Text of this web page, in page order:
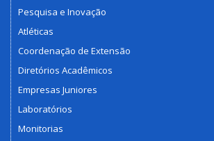
Pesquisa e Inovação
Atléticas
Coordenação de Extensão
Diretórios Acadêmicos
Empresas Juniores
Laboratórios
Monitorias